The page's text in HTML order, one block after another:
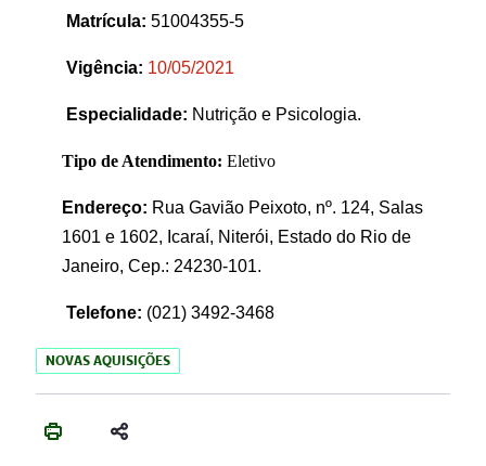
Matrícula: 51004355-5
Vigência: 10/05/2021
Especialidade: Nutrição e Psicologia.
Tipo de Atendimento: Eletivo
Endereço: Rua Gavião Peixoto, nº. 124, Salas
1601 e 1602, Icaraí, Niterói, Estado do Rio de
Janeiro, Cep.: 24230-101.
Telefone: (021) 3492-3468
NOVAS AQUISIÇÕES